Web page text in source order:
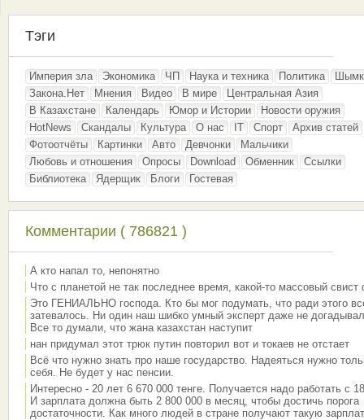
Тэги
Империя зла Экономика ЧП Наука и техника Политика
Закона.Нет
Мнения Видео В мире
Центральная Азия
В Казахстане
Календарь Юмор и Истории
Новости оружия
HotNews
Скандалы Культура О нас IT Спорт
Архив статей
Фотоотчёты
Картинки Авто Девчонки
Мальчики
Любовь и отношения
Опросы Download Обменник
Ссылки
Библиотека
Ядерщик Блоги Гостевая
Комментарии ( 786821 )
А кто напал то, непонятно
Что с планетой не так последнее время, какой-то массовый свист
Это ГЕНИАЛЬНО господа. Кто бы мог подумать, что ради этого
затевалось. Ни один наш шибко умный эксперт даже не
Все то думали, что жана казахстан наступит
нан придумал этот трюк путин повторил вот и токаев не отстает
Всё что нужно знать про наше государство. Надеяться нужно
себя. Не будет у нас пенсии.
Интересно - 20 лет 6 670 000 тенге. Получается надо работать с
И зарплата должна быть 2 800 000 в месяц, чтобы достичь порога
достаточности. Как много людей в стране получают такую